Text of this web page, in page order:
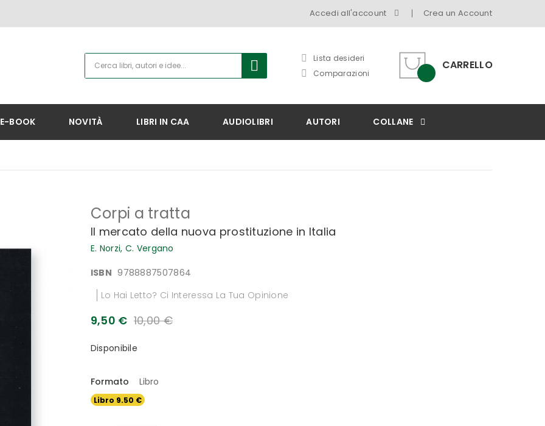
Accedi all'account Crea un Account
CARRELLO
Lista desideri
Comparazioni
E-BOOK NOVITÀ LIBRI IN CAA AUDIOLIBRI AUTORI COLLANE
Corpi a tratta
Il mercato della nuova prostituzione in Italia
E. Norzi, C. Vergano
ISBN 9788887507864
Lo Hai Letto? Ci Interessa La Tua Opinione
9,50 € 10,00 €
Disponibile
Formato Libro
Libro 9.50 €